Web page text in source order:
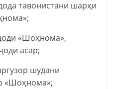
тавонистани шарҳи
«Шоҳнома»,
асар;
шудани
«Шоҳнома»;